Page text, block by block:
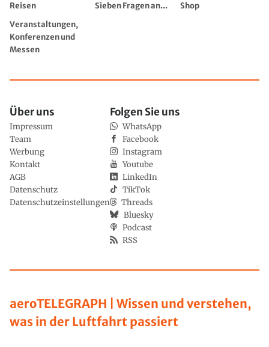
Reisen
Sieben Fragen an...
Shop
Veranstaltungen,
Konferenzen und
Messen
aeroTELEGRAPH | Wissen und verstehen,
was in der Luftfahrt passiert
Über uns
Impressum
Team
Werbung
Kontakt
AGB
Datenschutz
Datenschutzeinstellungen
Folgen Sie uns
WhatsApp
Facebook
Instagram
Youtube
LinkedIn
TikTok
Threads
Bluesky
Podcast
RSS